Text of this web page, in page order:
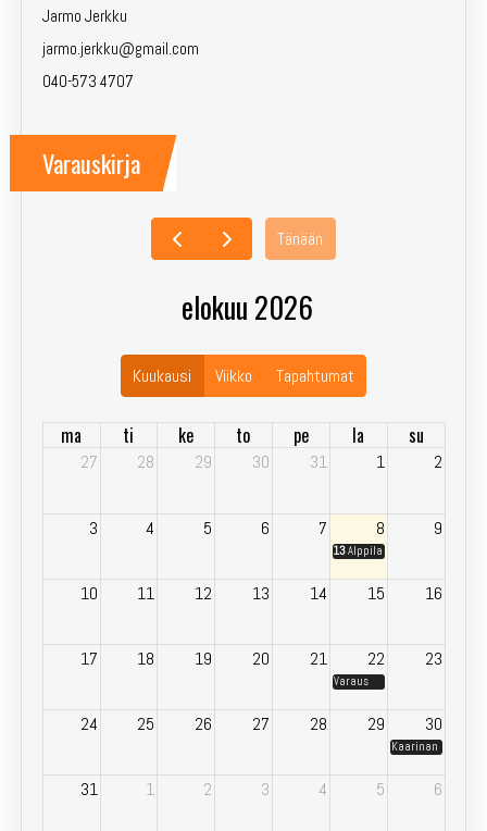
Jarmo Jerkku
jarmo.jerkku@gmail.com
040-573 4707
Varauskirja
Tänään
elokuu 2026
Kuukausi Viikko Tapahtumat
ma ti ke to pe la su
27 28 29 30 31 1 2
3 4 5 6 7 8 9
13Alppila varaus
10 11 12 13 14 15 16
17 18 19 20 21 22 23
Varaus
24 25 26 27 28 29 30
Kaarinan
31 1 2 3 4 5 6